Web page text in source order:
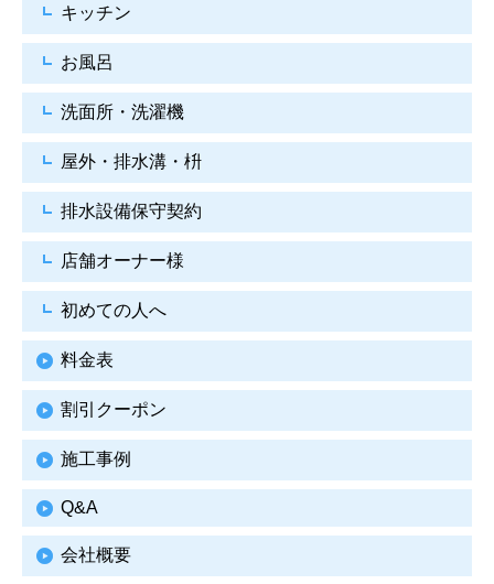
キッチン
お風呂
洗面所・洗濯機
屋外・排水溝・枡
排水設備保守契約
店舗オーナー様
初めての人へ
料金表
割引クーポン
施工事例
Q&A
会社概要